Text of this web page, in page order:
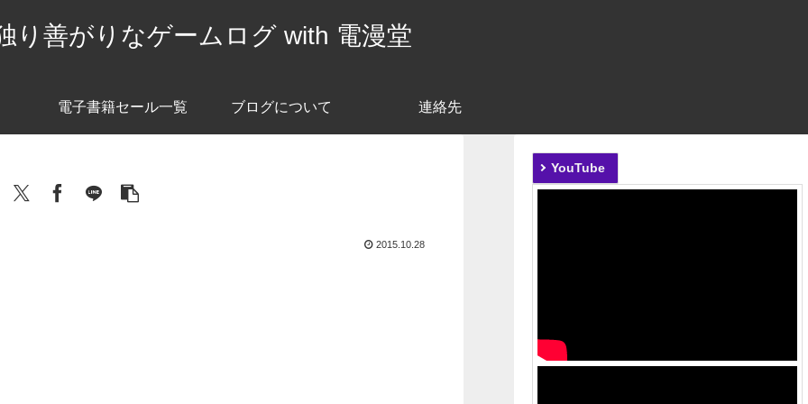
り善がりなゲームログ with 電漫堂
電子書籍セール一覧 ブログについて 連絡先
2015.10.28
YouTube